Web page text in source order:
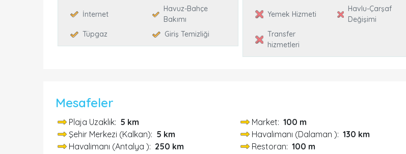
İnternet
Havuz-Bahçe
Bakımı
Tüpgaz
Giriş Temizliği
Yemek Hizmeti
Havlu-Çarşaf
Değişimi
Transfer
hizmetleri
Mesafeler
Plaja Uzaklık: 5 km Market:100 m
Şehir Merkezi (Kalkan): 5 km Havalimanı (Dalaman ):130 km
Havalimanı (Antalya ): 250 km Restoran:100 m